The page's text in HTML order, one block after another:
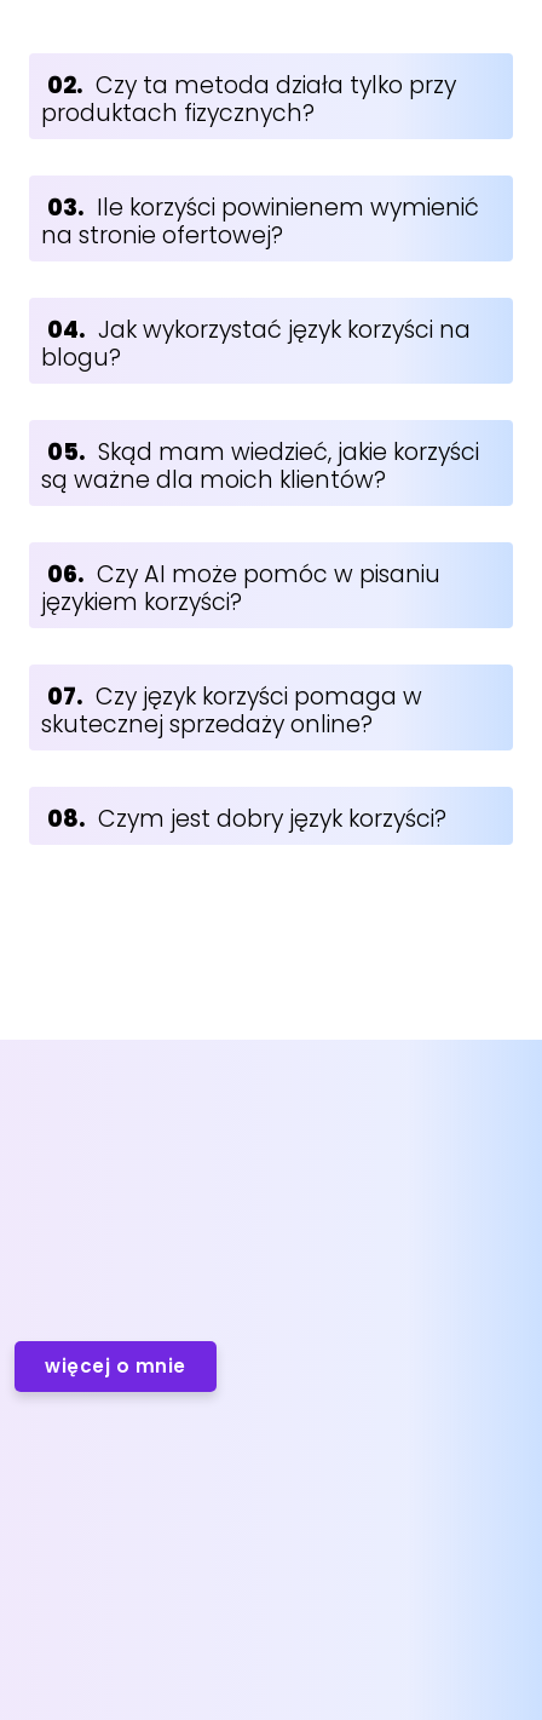
02. Czy ta metoda działa tylko przy
produktach fizycznych?
03. Ile korzyści powinienem wymienić
na stronie ofertowej?
04. Jak wykorzystać język korzyści na
blogu?
05. Skąd mam wiedzieć, jakie korzyści
są ważne dla moich klientów?
06. Czy AI może pomóc w pisaniu
językiem korzyści?
07. Czy język korzyści pomaga w
skutecznej sprzedaży online?
08. Czym jest dobry język korzyści?
więcej o mnie